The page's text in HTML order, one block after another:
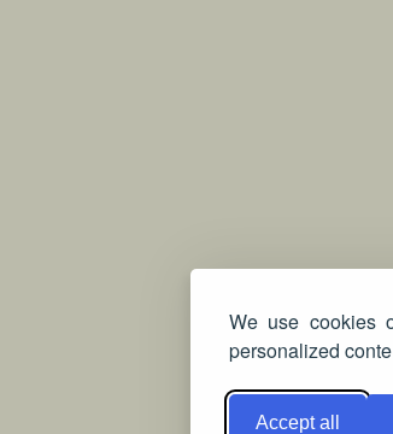
We use cookies
personalized
Accept all